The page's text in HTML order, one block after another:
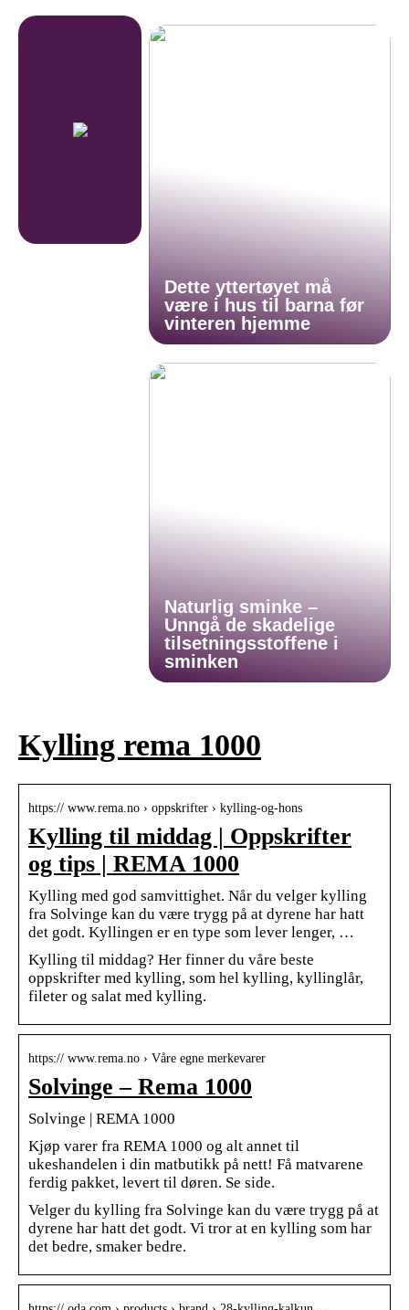
Dette yttertøyet må
være i hus til barna før
vinteren hjemme
Naturlig sminke –
Unngå de skadelige
tilsetningsstoffene i
sminken
Kylling rema 1000
https:// www.rema.no › oppskrifter › kylling-og-hons
Kylling til middag | Oppskrifter
og tips | REMA 1000
Kylling med god samvittighet. Når du velger kylling
fra Solvinge kan du være trygg på at dyrene har hatt
det godt. Kyllingen er en type som lever lenger, …
Kylling til middag? Her finner du våre beste
oppskrifter med kylling, som hel kylling, kyllinglår,
fileter og salat med kylling.
https:// www.rema.no › Våre egne merkevarer
Solvinge – Rema 1000
Solvinge | REMA 1000
Kjøp varer fra REMA 1000 og alt annet til
ukeshandelen i din matbutikk på nett! Få matvarene
ferdig pakket, levert til døren. Se side.
Velger du kylling fra Solvinge kan du være trygg på at
dyrene har hatt det godt. Vi tror at en kylling som har
det bedre, smaker bedre.